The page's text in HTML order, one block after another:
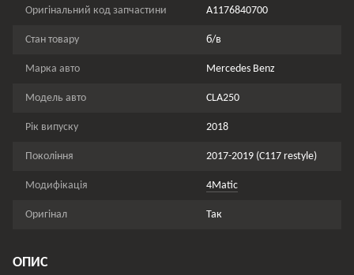
Оригінальний код запчастини A1176840700
Стан товару б/в
Марка авто Mercedes Benz
Модель авто CLA250
Рік випуску 2018
Покоління 2017-2019 (C117 restyle)
Модифікація 4Matic
Оригінал Так
ОПИС